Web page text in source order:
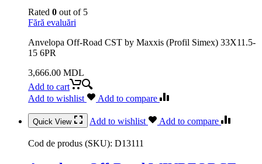
Rated 0 out of 5
Fără evaluări
Anvelopa Off-Road CST by Maxxis (Profil Simex) 33X11.5-
15 6PR
3,666.00 MDL
Add to cart
Add to wishlist
Add to compare
Quick View Add to wishlist Add to compare
Cod de produs (SKU): D13111